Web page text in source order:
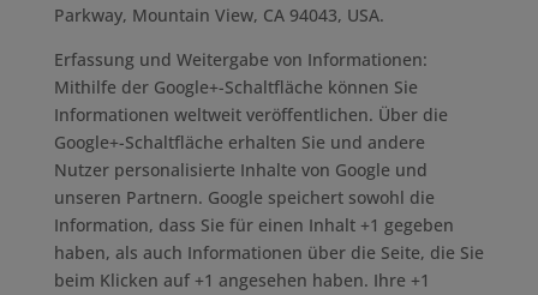
Parkway, Mountain View, CA 94043, USA.
Erfassung und Weitergabe von Informationen:
Mithilfe der Google+-Schaltfläche können Sie
Informationen weltweit veröffentlichen. Über die
Google+-Schaltfläche erhalten Sie und andere
Nutzer personalisierte Inhalte von Google und
unseren Partnern. Google speichert sowohl die
Information, dass Sie für einen Inhalt +1 gegeben
haben, als auch Informationen über die Seite, die Sie
beim Klicken auf +1 angesehen haben. Ihre +1